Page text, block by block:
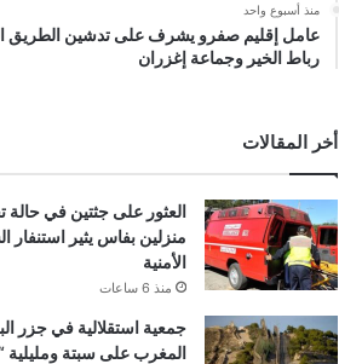
منذ أسبوع واحد
عامل إقليم صفرو يشرف على تدشين الطريق
رباط الخير وجماعة إغزران
أخر المقالات
العثور على جثتين في حالة
منزلين بفاس يثير استنفار
الأمنية
منذ 6 ساعات
جمعية استقلالية في جزر
المغرب على سبتة ومليلية